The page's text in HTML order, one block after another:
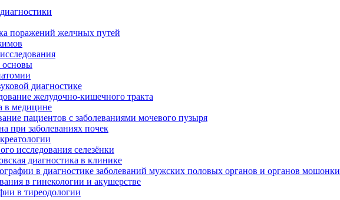
поражений желчных путей
основы
диагностике
желудочно-кишечного тракта
в медицине
пациентов с заболеваниями мочевого пузыря
при заболеваниях почек
исследования селезёнки
диагностика в клинике
в диагностике заболеваний мужских половых органов и органов мошонки
в гинекологии и акушерстве
в тиреодологии